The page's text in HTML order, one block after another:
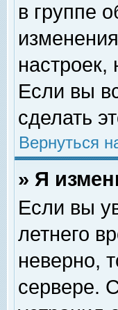
в группе
Если вы
сделать
Вернуться
» Я
Если вы
летнего
неверно,
сервере.